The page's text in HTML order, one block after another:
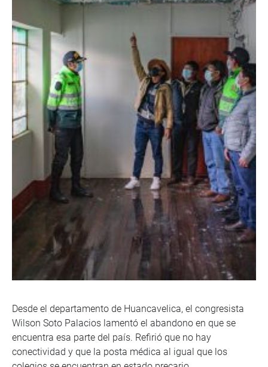
Desde el departamento de Huancavelica, el congresista
Wilson Soto Palacios lamentó el abandono en que se
encuentra esa parte del país. Refirió que no hay
conectividad y que la posta médica al igual que los